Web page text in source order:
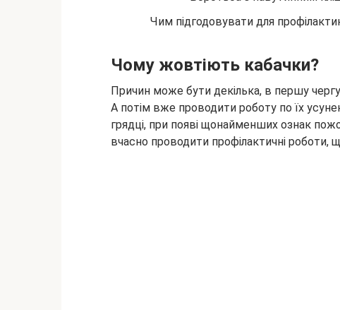
Чим підгодовувати для
Чому жовтіють кабачки?
Причин може бути декілька, в першу
А потім вже проводити роботу по їх
грядці, при появі щонайменших ознак
вчасно проводити профілактичні